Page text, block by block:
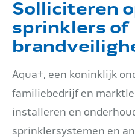
Solliciteren
sprinklers of
Aqua+, een koninklijk
familiebedrijf en
installeren en
sprinklersystemen en